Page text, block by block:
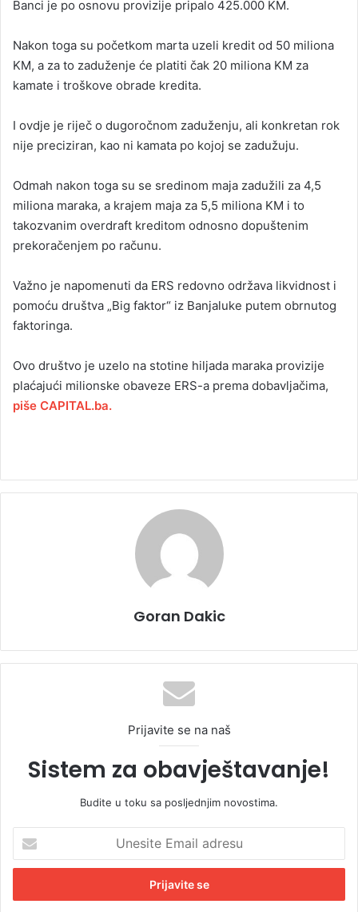
Banci je po osnovu provizije pripalo 425.000 KM.
Nakon toga su početkom marta uzeli kredit od 50 miliona
KM, a za to zaduženje će platiti čak 20 miliona KM za
kamate i troškove obrade kredita.
I ovdje je riječ o dugoročnom zaduženju, ali konkretan rok
nije preciziran, kao ni kamata po kojoj se zadužuju.
Odmah nakon toga su se sredinom maja zadužili za 4,5
miliona maraka, a krajem maja za 5,5 miliona KM i to
takozvanim overdraft kreditom odnosno dopuštenim
prekoračenjem po računu.
Važno je napomenuti da ERS redovno održava likvidnost i
pomoću društva „Big faktor“ iz Banjaluke putem obrnutog
faktoringa.
Ovo društvo je uzelo na stotine hiljada maraka provizije
plaćajući milionske obaveze ERS-a prema dobavljačima,
piše CAPITAL.ba.
Goran Dakic
Prijavite se na naš
Sistem za obavještavanje!
Budite u toku sa posljednjim novostima.
e
i